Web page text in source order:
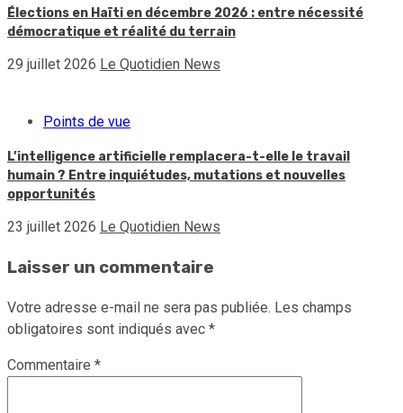
Élections en Haïti en décembre 2026 : entre nécessité
démocratique et réalité du terrain
29 juillet 2026 Le Quotidien News
Points de vue
L’intelligence artificielle remplacera-t-elle le travail
humain ? Entre inquiétudes, mutations et nouvelles
opportunités
23 juillet 2026 Le Quotidien News
Laisser un commentaire
Votre adresse e-mail ne sera pas publiée. Les champs
obligatoires sont indiqués avec *
Commentaire *